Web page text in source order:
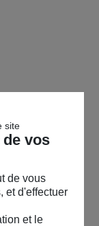
site
vos
de vous
et d'effectuer
et le